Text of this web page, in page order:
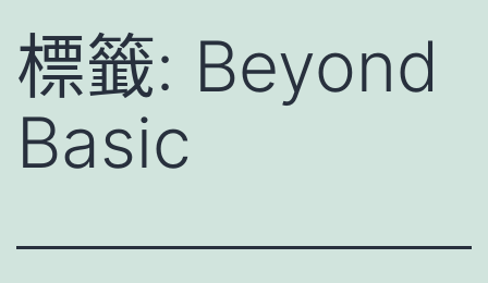
容標籤: Beyond
Basic